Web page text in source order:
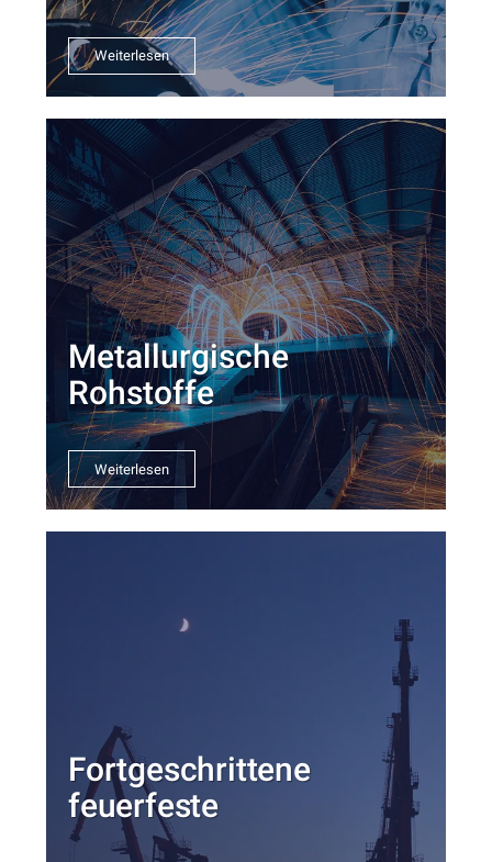
Weiterlesen
Metallurgische
Rohstoffe
Weiterlesen
Fortgeschrittene
feuerfeste